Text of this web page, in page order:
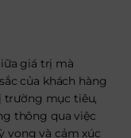
giá trị mà
của khách hàng
trường mục tiêu,
thông qua việc
vọng và cảm xúc